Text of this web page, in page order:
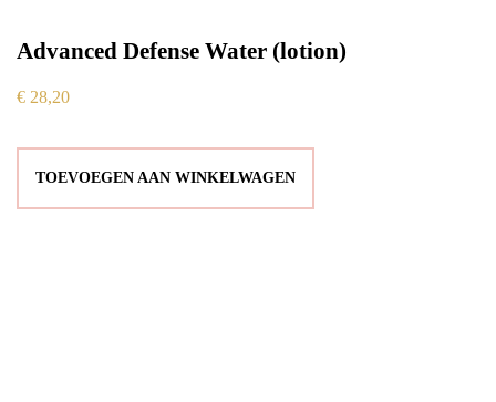
Advanced Defense Water (lotion)
€ 28,20
TOEVOEGEN AAN WINKELWAGEN